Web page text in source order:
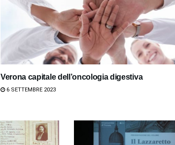
Verona capitale dell’oncologia digestiva
6 SETTEMBRE 2023